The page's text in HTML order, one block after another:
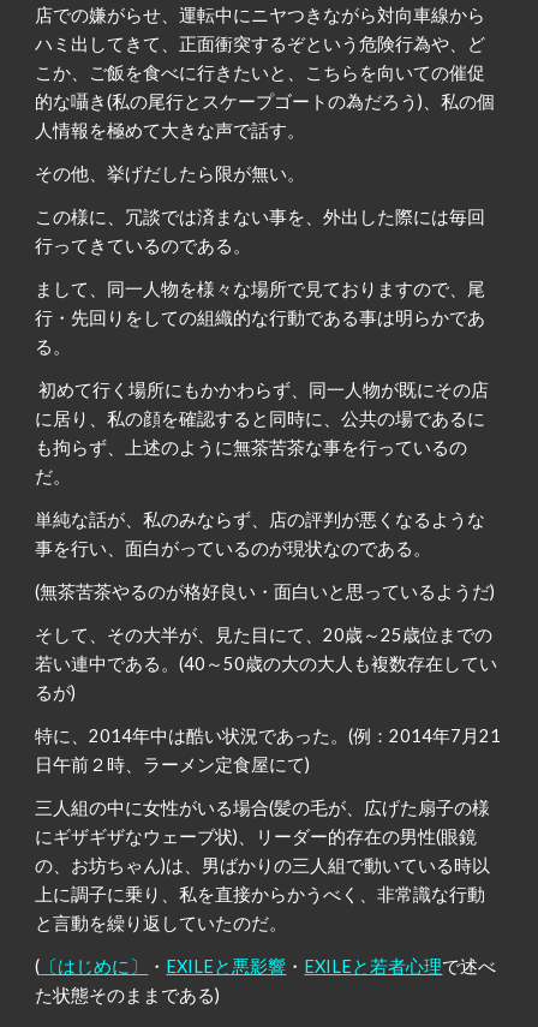
店での嫌がらせ、運転中にニヤつきながら対向車線から
ハミ出してきて、正面衝突するぞという危険行為や、ど
こか、ご飯を食べに行きたいと、こちらを向いての催促
的な囁き(私の尾行とスケープゴートの為だろう)、私の個
人情報を極めて大きな声で話す。
その他、挙げだしたら限が無い。
この様に、冗談では済まない事を、外出した際には毎回
行ってきているのである。
まして、同一人物を様々な場所で見ておりますので、尾
行・先回りをしての組織的な行動である事は明らかであ
る。
初めて行く場所にもかかわらず、同一人物が既にその店
に居り、私の顔を確認すると同時に、公共の場であるに
も拘らず、上述のように無茶苦茶な事を行っているの
だ。
単純な話が、私のみならず、店の評判が悪くなるような
事を行い、面白がっているのが現状なのである。
(無茶苦茶やるのが格好良い・面白いと思っているようだ)
そして、その大半が、見た目にて、20歳～25歳位までの
若い連中である。(40～50歳の大の大人も複数存在してい
るが)
特に、2014年中は酷い状況であった。(例：2014年7月21
日午前２時、ラーメン定食屋にて)
三人組の中に女性がいる場合(髪の毛が、広げた扇子の様
にギザギザなウェーブ状)、リーダー的存在の男性(眼鏡
の、お坊ちゃん)は、男ばかりの三人組で動いている時以
上に調子に乗り、私を直接からかうべく、非常識な行動
と言動を繰り返していたのだ。
( 〔はじめに〕 ・ EXILEと悪影響 ・ EXILEと若者心理で述べ
た状態そのままである)